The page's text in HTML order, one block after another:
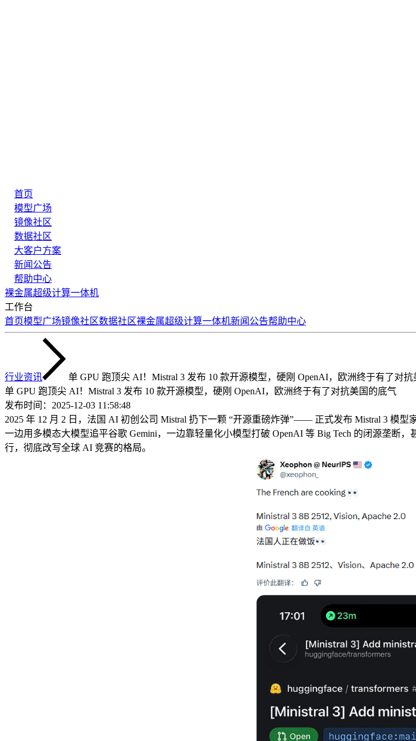
首页
模型广场
镜像社区
数据社区
大客户方案
新闻公告
帮助中心
裸金属超级计算一体机
工作台
首页模型广场镜像社区数据社区裸金属超级计算一体机新闻公告帮助中心
行业资讯
单 GPU 跑顶尖 AI！Mistral 3 发布 10 款开源模型，硬刚 OpenAI，欧洲终于有了对抗
单 GPU 跑顶尖 AI！Mistral 3 发布 10 款开源模型，硬刚 OpenAI，欧洲终于有了对抗美国的底气
发布时间： 2025-12-03 11:58:48
2025 年 12 月 2 日，法国 AI 初创公司 Mistral 扔下一颗 “开源重磅炸弹”—— 正式发布 Mistral 3 模型
一边用多模态大模型追平谷歌 Gemini，一边靠轻量化小模型打破 OpenAI 等 Big Tech 的闭源垄断
行，彻底改写全球 AI 竞赛的格局。